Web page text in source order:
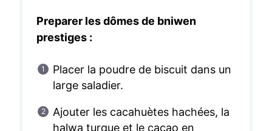
Preparer les dômes de bniwen
prestiges :
Placer la poudre de biscuit dans un
large saladier.
Ajouter les cacahuètes hachées, la
halwa turque et le cacao en